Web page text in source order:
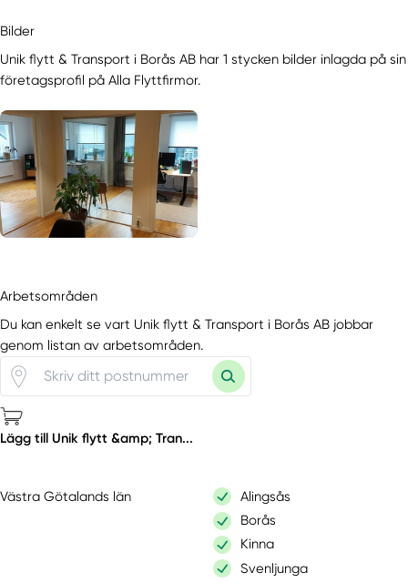
Bilder
Unik flytt & Transport i Borås AB har 1 stycken bilder inlagda på sin
företagsprofil på Alla Flyttfirmor.
Arbetsområden
Du kan enkelt se vart Unik flytt & Transport i Borås AB jobbar
genom listan av arbetsområden.
Lägg till Unik flytt &amp; Tran...
Västra Götalands län
Alingsås
Borås
Kinna
Svenljunga